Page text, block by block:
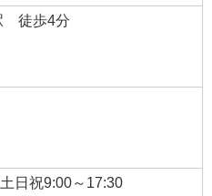
徒歩4分
日祝9:00～17:30